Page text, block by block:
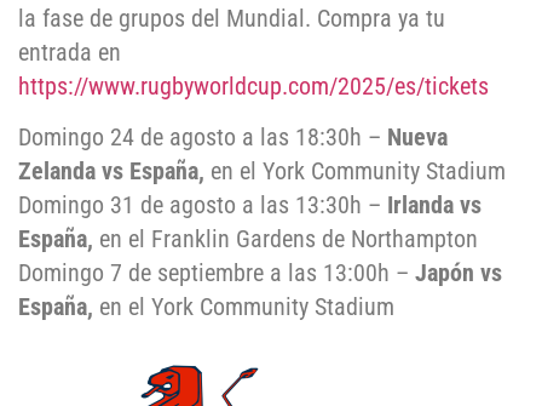
la fase de grupos del Mundial. Compra ya tu
entrada en
https://www.rugbyworldcup.com/2025/es/tickets
Domingo 24 de agosto a las 18:30h – Nueva
Zelanda vs España, en el York Community Stadium
Domingo 31 de agosto a las 13:30h – Irlanda vs
España, en el Franklin Gardens de Northampton
Domingo 7 de septiembre a las 13:00h – Japón vs
España, en el York Community Stadium